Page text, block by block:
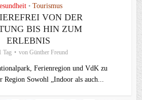
• Tourismus
VON DER
BIS HIN ZUM
ERLEBNIS
Tag von Günther Freund
Ferienregion und VdK zu
Region Sowohl „Indoor als auch...